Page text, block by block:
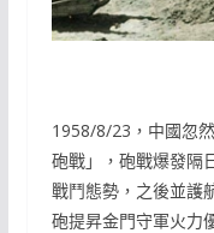
1958/8/23，中國忽
砲戰」，砲戰爆發隔
戰鬥態勢，之後並護
砲提昇金門守軍火力